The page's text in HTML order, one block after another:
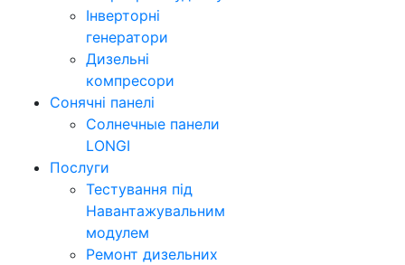
Інверторні
генератори
Дизельні
компресори
Сонячні панелі
Солнечные панели
LONGI
Послуги
Тестування під
Навантажувальним
модулем
Ремонт дизельних